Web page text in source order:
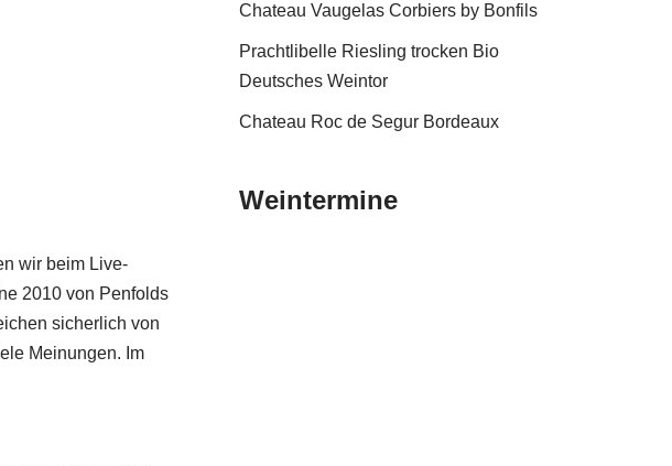
wir beim Live-
2010 von Penfolds
sicherlich von
Meinungen. Im
Chateau Vaugelas Corbiers by Bonfils
Prachtlibelle Riesling trocken Bio
Deutsches Weintor
Chateau Roc de Segur Bordeaux
Weintermine